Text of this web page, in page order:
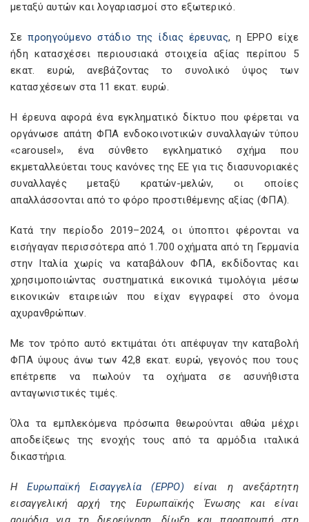
μεταξύ αυτών και λογαριασμοί στο εξωτερικό.
Σεπροηγούμενο στάδιο της ίδιας έρευνας, η EPPO είχε
ήδη κατασχέσει περιουσιακά στοιχεία αξίας περίπου 5
εκατ. ευρώ, ανεβάζοντας το συνολικό ύψος των
κατασχέσεων στα 11 εκατ. ευρώ.
Η έρευνα αφορά ένα εγκληματικό δίκτυο που φέρεται να
οργάνωσε απάτη ΦΠΑ ενδοκοινοτικών συναλλαγών τύπου
«carousel», ένα σύνθετο εγκληματικό σχήμα που
εκμεταλλεύεται τους κανόνες της ΕΕ για τις διασυνοριακές
συναλλαγές μεταξύ κρατών-μελών, οι οποίες
απαλλάσσονται από το φόρο προστιθέμενης αξίας (ΦΠΑ).
Κατά την περίοδο 2019–2024, οι ύποπτοι φέρονται να
εισήγαγαν περισσότερα από 1.700 οχήματα από τη Γερμανία
στην Ιταλία χωρίς να καταβάλουν ΦΠΑ, εκδίδοντας και
χρησιμοποιώντας συστηματικά εικονικά τιμολόγια μέσω
εικονικών εταιρειών που είχαν εγγραφεί στο όνομα
αχυρανθρώπων.
Με τον τρόπο αυτό εκτιμάται ότι απέφυγαν την καταβολή
ΦΠΑ ύψους άνω των 42,8 εκατ. ευρώ, γεγονός που τους
επέτρεπε να πωλούν τα οχήματα σε ασυνήθιστα
ανταγωνιστικές τιμές.
Όλα τα εμπλεκόμενα πρόσωπα θεωρούνται αθώα μέχρι
αποδείξεως της ενοχής τους από τα αρμόδια ιταλικά
δικαστήρια.
ΗΕυρωπαϊκή Εισαγγελία (EPPO) είναι η ανεξάρτητη
εισαγγελική αρχή της Ευρωπαϊκής Ένωσης και είναι